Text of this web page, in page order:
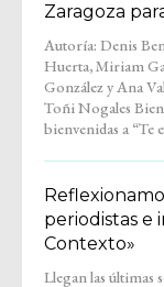
Zaragoza
Autoría: Denis
Huerta, Miriam
González y Ana Valle
Toñi Nogales Bienvenidos y
bienvenidas a “Te
Voces de quienes
Zaragoza para
espacio tranquilo, hecho
escuchar sin prisas y
periodistas e
Contexto»
Llegan las últimas
nuestro propio